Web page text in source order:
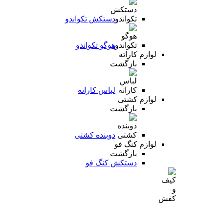
دستکش تکواندو
هوگو تکواندو
لوازم کاراته
بازگشت
لباس کاراته
لوازم کشتی
بازگشت
دوبنده کشتی
لوازم کنگ فو
بازگشت
دستکش کنگ فو